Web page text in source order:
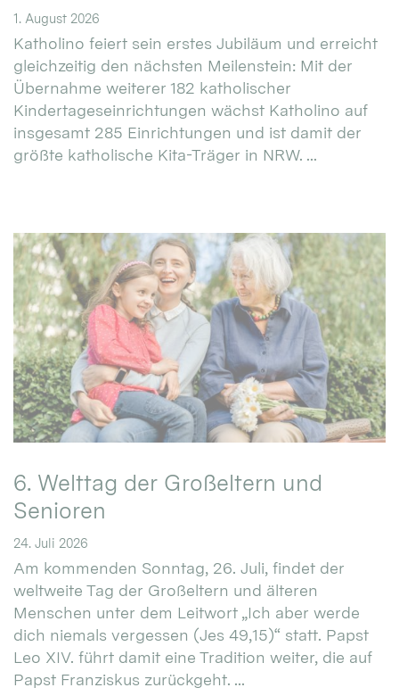
1. August 2026
Katholino feiert sein erstes Jubiläum und erreicht
gleichzeitig den nächsten Meilenstein: Mit der
Übernahme weiterer 182 katholischer
Kindertageseinrichtungen wächst Katholino auf
insgesamt 285 Einrichtungen und ist damit der
größte katholische Kita-Träger in NRW. ...
6. Welttag der Großeltern und
Senioren
24. Juli 2026
Am kommenden Sonntag, 26. Juli, findet der
weltweite Tag der Großeltern und älteren
Menschen unter dem Leitwort „Ich aber werde
dich niemals vergessen (Jes 49,15)“ statt. Papst
Leo XIV. führt damit eine Tradition weiter, die auf
Papst Franziskus zurückgeht. ...